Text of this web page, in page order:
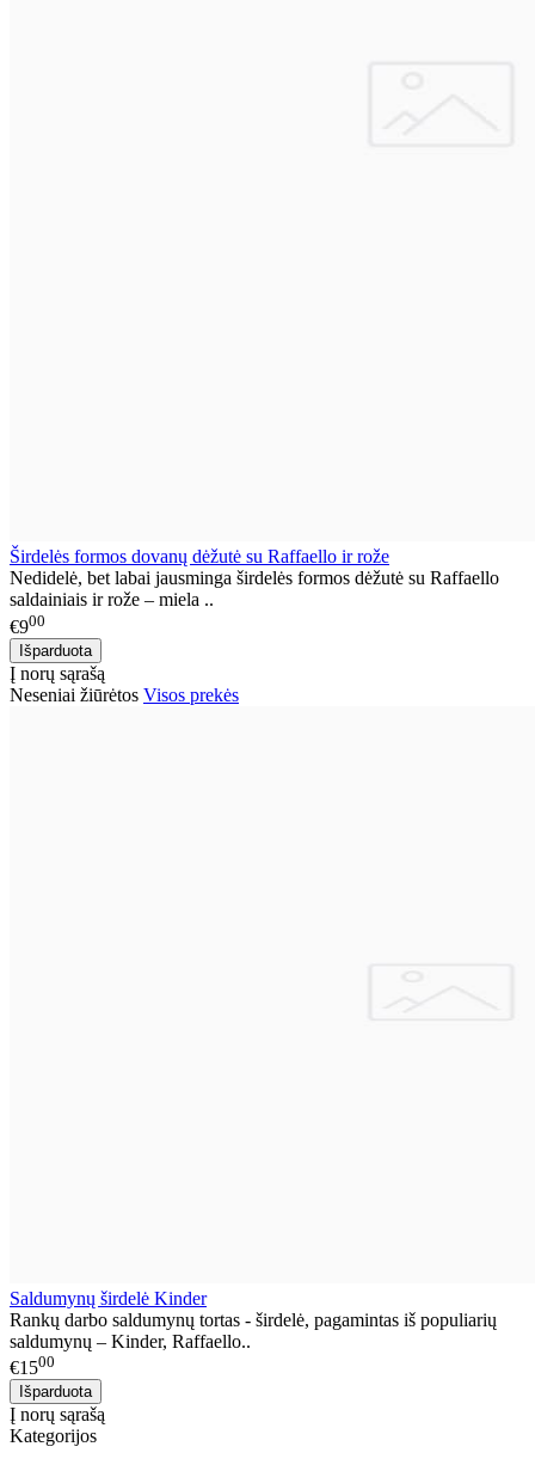
Širdelės formos dovanų dėžutė su Raffaello ir rože
Nedidelė, bet labai jausminga širdelės formos dėžutė su Raffaello
saldainiais ir rože – miela ..
€900
Į norų sąrašą
Neseniai žiūrėtos Visos prekės
Saldumynų širdelė Kinder
Rankų darbo saldumynų tortas - širdelė, pagamintas iš populiarių
saldumynų – Kinder, Raffaello..
€1500
Į norų sąrašą
Kategorijos